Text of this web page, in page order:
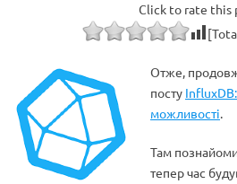
Click to rate this
Отже,
посту
можливості.
Там
тепер час